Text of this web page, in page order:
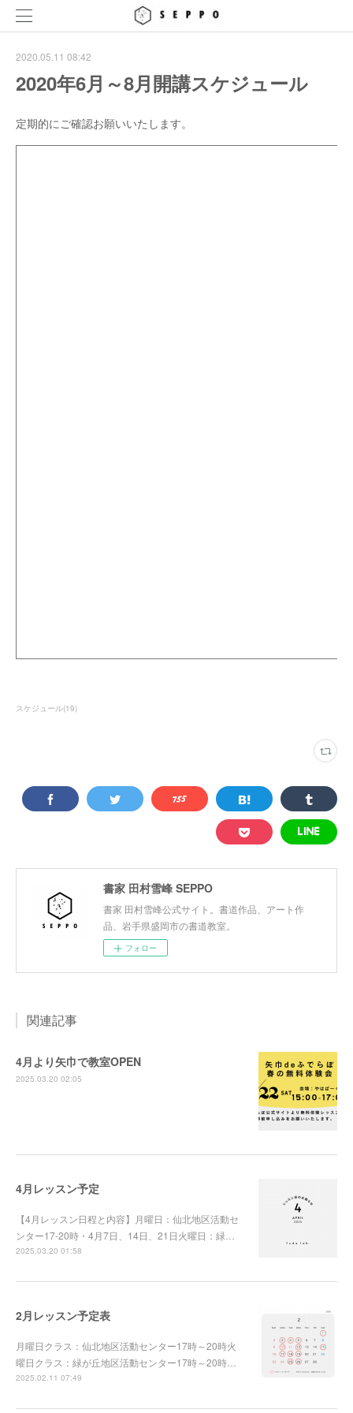
2020.05.11 08:42
2020年6月～8月開講スケジュール
定期的にご確認お願いいたします。
スケジュール(19)
書家 田村雪峰 SEPPO
書家 田村雪峰公式サイト。書道作品、アート作
品、岩手県盛岡市の書道教室。
フォロー
関連記事
4月より矢巾で教室OPEN
2025.03.20 02:05
4月レッスン予定
【4月レッスン日程と内容】月曜日：仙北地区活動セ
ンター17-20時・4月7日、14日、21日火曜日：緑…
2025.03.20 01:58
2月レッスン予定表
月曜日クラス：仙北地区活動センター17時～20時火
曜日クラス：緑が丘地区活動センター17時～20時…
2025.02.11 07:49